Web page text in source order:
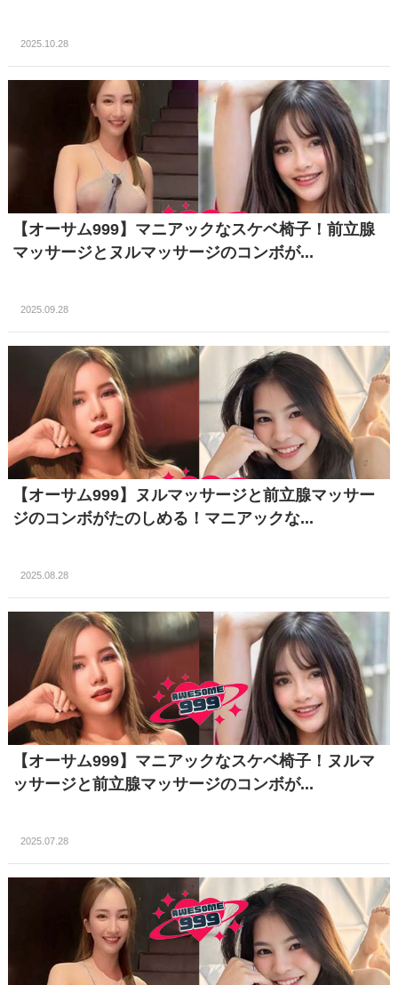
2025.10.28
【オーサム999】マニアックなスケベ椅子！前立腺
マッサージとヌルマッサージのコンボが...
2025.09.28
【オーサム999】ヌルマッサージと前立腺マッサー
ジのコンボがたのしめる！マニアックな...
2025.08.28
【オーサム999】マニアックなスケベ椅子！ヌルマ
ッサージと前立腺マッサージのコンボが...
2025.07.28